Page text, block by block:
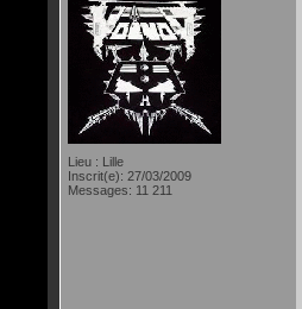
Lieu : Lille
Inscrit(e): 27/03/2009
Messages: 11 211